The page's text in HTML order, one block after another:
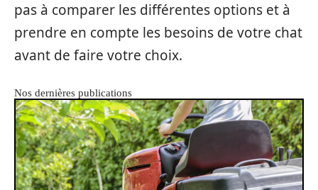
pas à comparer les différentes options et à
prendre en compte les besoins de votre chat
avant de faire votre choix.
Nos dernières publications